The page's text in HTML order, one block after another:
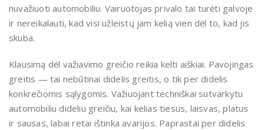
nuvažiuoti automobiliu. Vairuotojas privalo tai turėti galvoje
ir nereikalauti, kad visi užleistų jam kelią vien dėl to, kad jis
skuba.
Klausimą dėl važiavimo greičio reikia kelti aiškiai. Pavojingas
greitis — tai nebūtinai didelis greitis, o tik per didelis
konkrečiomis sąlygomis. Važiuojant techniškai sutvarkytu
automobiliu dideliu greičiu, kai kelias tiesus, laisvas, platus
ir sausas, labai retai ištinka avarijos. Paprastai per didelis